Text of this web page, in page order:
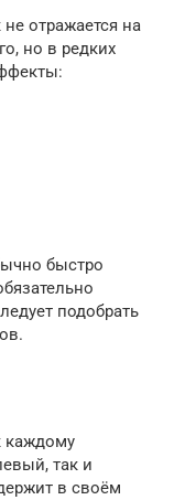
отражается на
но в редких
быстро
подобрать
каждому
так и
в своём